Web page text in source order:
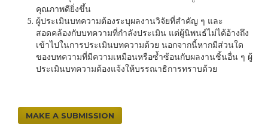
คุณภาพดียิ่งขึ้น
ผู้ประเมินบทความต้องระบุผลงานวิจัยที่สำคัญ ๆ และ
สอดคล้องกับบทความที่กำลังประเมิน แต่ผู้นิพนธ์ไม่ได้อ้างถึง
เข้าไปในการประเมินบทความด้วย นอกจากนี้หากมีส่วนใด
ของบทความที่มีความเหมือนหรือซ้ำซ้อนกับผลงานชิ้นอื่น ๆ ผู้
ประเมินบทความต้องแจ้งให้บรรณาธิการทราบด้วย
MAKE A SUBMISSION